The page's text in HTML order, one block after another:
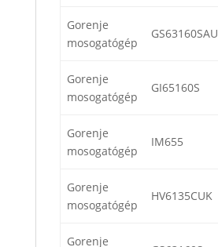
Gorenje
mosogatógép
GS63160SAU
Gorenje
mosogatógép
GI65160S
Gorenje
mosogatógép
IM655
Gorenje
mosogatógép
HV6135CUK
Gorenje